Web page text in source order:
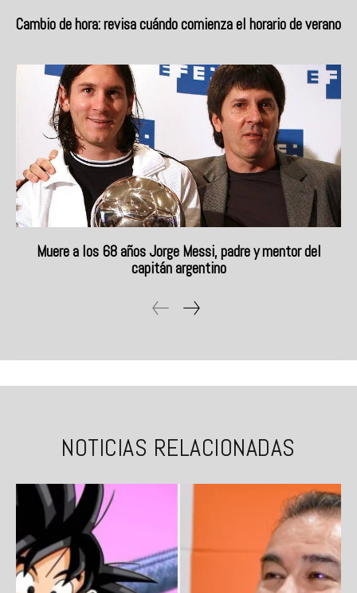
Cambio de hora: revisa cuándo comienza el horario de verano
Muere a los 68 años Jorge Messi, padre y mentor del
capitán argentino
NOTICIAS RELACIONADAS